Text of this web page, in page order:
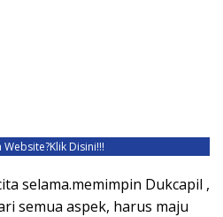
Website?Klik Disini!!!
selama.memimpin Dukcapil ,
semua aspek, harus maju